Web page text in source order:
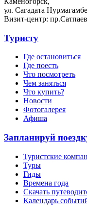
ул. Сагадата
Визит-центр:
Туристу
Где остановиться
Где поесть
Что посмотреть
Чем заняться
Что купить?
Новости
Фотогалерея
Афиша
Запланируй
Туристские
Туры
Гиды
Времена года
Скачать
Календарь